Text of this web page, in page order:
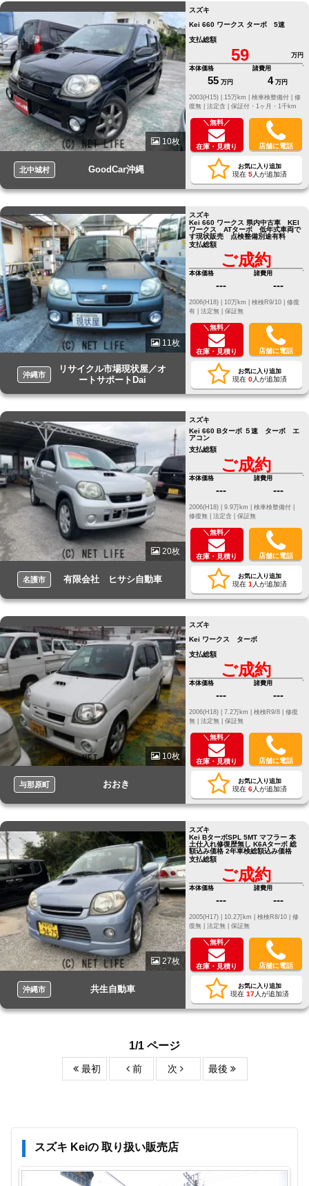
10枚
北中城村 GoodCar沖縄
スズキ
Kei 660 ワークス ターボ 5速
支払総額
59
万円
本体価格
55 万円
諸費用
4 万円
修
復無 | 法定含 | 保証付・1ヶ月・1千km
＼無料／
在庫・見積り 店舗に電話
お気に入り追加
現在 5人が追加済
11枚
沖縄市
リサイクル市場現状屋／オ
ートサポートDai
スズキ
Kei 660 ワークス 県内中古車 KEI
ワークス ATターボ 低年式車両で
す現状販売 点検整備別途有料
支払総額
ご成約
本体価格
---
諸費用
---
修復
有 | 法定無 | 保証無
＼無料／
在庫・見積り 店舗に電話
お気に入り追加
現在 0人が追加済
20枚
名護市 有限会社 ヒサシ自動車
スズキ
Kei 660 Bターボ ５速 ターボ エ
アコン
支払総額
ご成約
本体価格
---
諸費用
---
修復無 | 法定含 | 保証無
＼無料／
在庫・見積り 店舗に電話
お気に入り追加
現在 1 人が追加済
10枚
与那原町 おおき
スズキ
Kei ワークス ターボ
支払総額
ご成約
本体価格
---
諸費用
---
修復
無 | 法定無 | 保証無
＼無料／
在庫・見積り 店舗に電話
お気に入り追加
現在 6人が追加済
27枚
沖縄市 共生自動車
スズキ
Kei BターボSPL 5MT マフラー 本
土仕入れ修復歴無し K6Aターボ 総
額込み価格 2年車検総額込み価格
支払総額
ご成約
本体価格
---
諸費用
---
修
復無 | 法定無 | 保証無
＼無料／
在庫・見積り 店舗に電話
お気に入り追加
現在 17人が追加済
1/1 ページ
最初 前 次 最後
スズキ Keiの 取り扱い販売店